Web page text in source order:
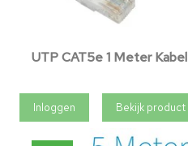
UTP CAT5e 1 Meter Kabel
Inloggen Bekijk product